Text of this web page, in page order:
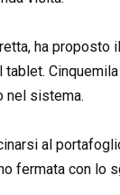
ha proposto
Cinquemila
nel sistema.
al
fermata con lo